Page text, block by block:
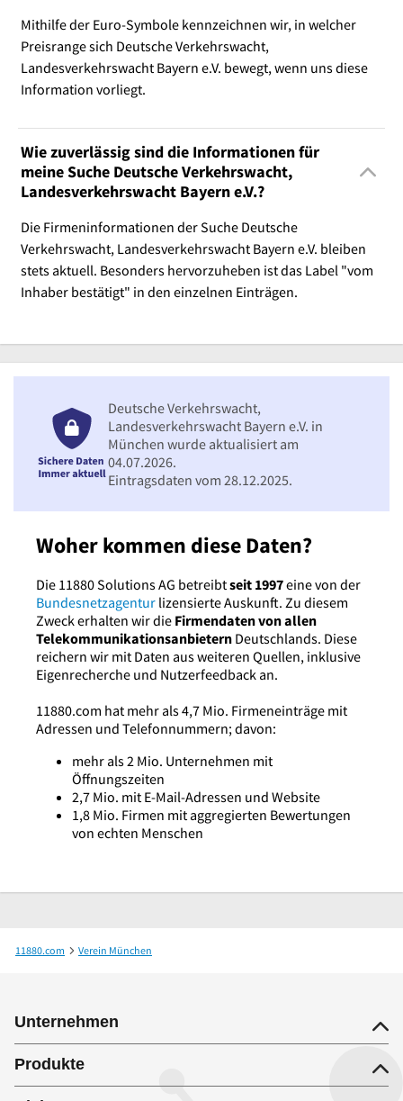
Mithilfe der Euro-Symbole kennzeichnen wir, in welcher
Preisrange sich Deutsche Verkehrswacht,
Landesverkehrswacht Bayern e.V. bewegt, wenn uns diese
Information vorliegt.
Wie zuverlässig sind die Informationen für
meine Suche Deutsche Verkehrswacht,
Landesverkehrswacht Bayern e.V.?
Die Firmeninformationen der Suche Deutsche
Verkehrswacht, Landesverkehrswacht Bayern e.V. bleiben
stets aktuell. Besonders hervorzuheben ist das Label "vom
Inhaber bestätigt" in den einzelnen Einträgen.
Woher kommen diese Daten?
Die 11880 Solutions AG betreibtseit 1997eine von der
Bundesnetzagentur lizensierte Auskunft. Zu diesem
Zweck erhalten wir die Firmendaten von allen
Telekommunikationsanbietern Deutschlands. Diese
reichern wir mit Daten aus weiteren Quellen, inklusive
Eigenrecherche und Nutzerfeedback an.
11880.com hat mehr als 4,7 Mio. Firmeneinträge mit
Adressen und Telefonnummern; davon:
mehr als 2 Mio. Unternehmen mit
Öffnungszeiten
2,7 Mio. mit E-Mail-Adressen und Website
1,8 Mio. Firmen mit aggregierten Bewertungen
von echten Menschen
Deutsche Verkehrswacht,
Landesverkehrswacht Bayern e.V. in
München wurde aktualisiert am
04.07.2026.
Eintragsdaten vom 28.12.2025.
11880.com
Verein München
Unternehmen
Produkte